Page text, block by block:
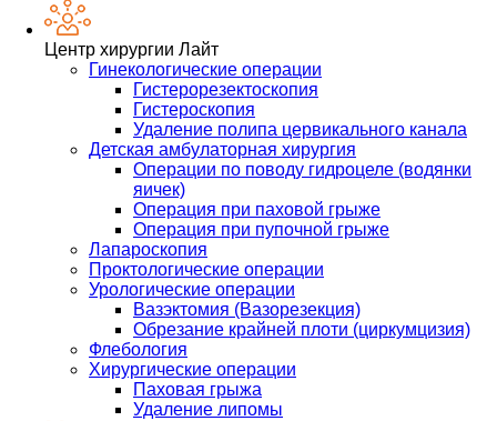
Центр хирургии Лайт
Гинекологические операции
Гистерорезектоскопия
Гистероскопия
Удаление полипа цервикального канала
Детская амбулаторная хирургия
Операции по поводу гидроцеле (водянки
яичек)
Операция при паховой грыже
Операция при пупочной грыже
Лапароскопия
Проктологические операции
Урологические операции
Вазэктомия (Вазорезекция)
Обрезание крайней плоти (циркумцизия)
Флебология
Хирургические операции
Паховая грыжа
Удаление липомы